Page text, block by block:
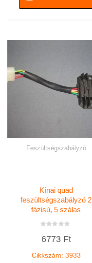
Feszültségszabályzó
Kínai quad
feszültségszabályzó 2
fázisú, 5 szálas
0
6773 Ft
Cikkszám: 3933